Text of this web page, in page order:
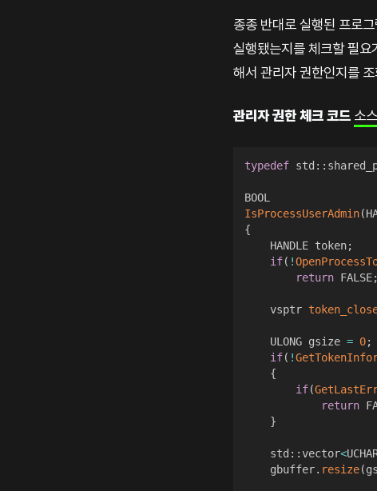
종종 반대로 실행된 프로
실행됐는지를 체크할 필
해서 관리자 권한인지를
관리자 권한 체크 코드 소
typedef std ::
BOOL
IsProcessUserAdmin(
{
	HANDLE token
;
if( !
return FALSE;
	vsptr
	ULONG gsize
= 0;
if( !
{
if(
return
}
	std
::vector<
	gbuffer
. resize(